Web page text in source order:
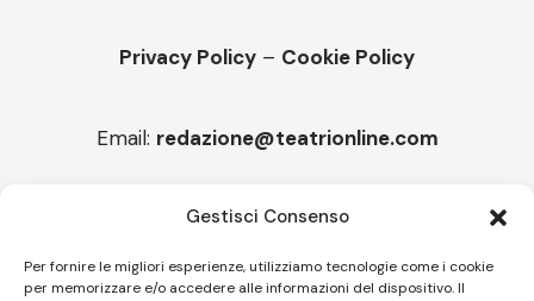
Gestisci Consenso
Per fornire le migliori esperienze, utilizziamo tecnologie come i cookie
per memorizzare e/o accedere alle informazioni del dispositivo. Il
Privacy Policy – Cookie Policy
Email: redazione@teatrionline.com
Melicuccà, Capitale della poesia